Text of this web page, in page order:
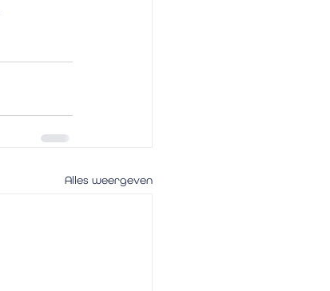
Alles weergeven